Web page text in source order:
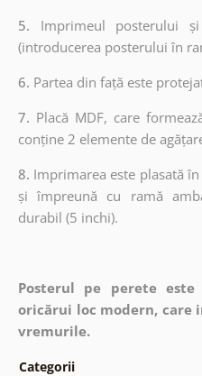
5. Imprimeul posterului
(introducerea posterului în
6. Partea din față este
7. Placă MDF, care
conține 2 elemente de
8. Imprimarea este plasată
și împreună cu ramă
durabil (5 inchi).
Posterul pe perete
oricărui loc modern, care
vremurile.
Categorii